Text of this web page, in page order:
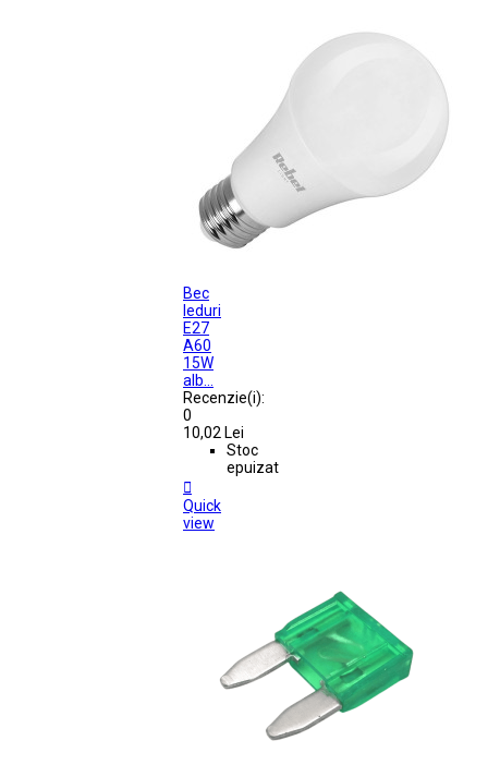
Bec
leduri
E27
A60
15W
alb...
Recenzie(i):
0
10,02 Lei
Stoc
epuizat

Quick
view